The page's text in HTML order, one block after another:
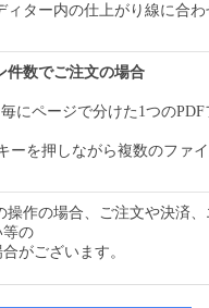
ィター内の仕上がり線に合
数でご注文の場合
毎にページで分けた1つの
ーを押しながら複数のファ
作の場合、ご注文や決済
等の
がございます。